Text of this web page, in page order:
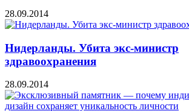
28.09.2014
Нидерланды. Убита экс-министр
здравоохранения
28.09.2014